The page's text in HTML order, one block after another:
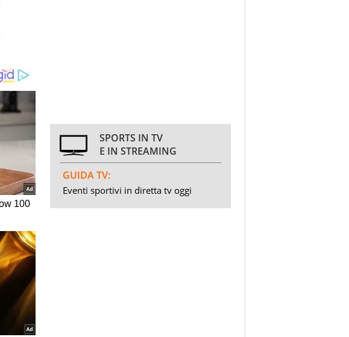
SPORTS IN TV
E IN STREAMING
GUIDA TV:
Eventi sportivi in diretta tv oggi